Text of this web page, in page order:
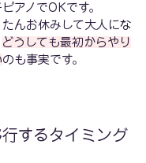
アノでOKです。
んお休みして大人にな
どうしても最初からやり
のも事実です。
するタイミング